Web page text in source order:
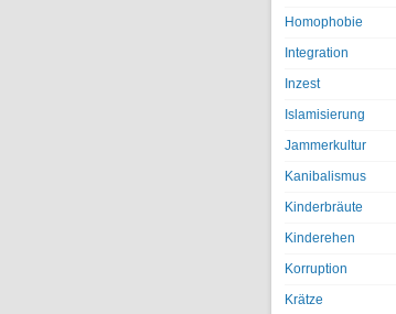
Homophobie
Integration
Inzest
Islamisierung
Jammerkultur
Kanibalismus
Kinderbräute
Kinderehen
Korruption
Krätze